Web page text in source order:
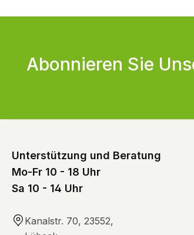
Abonnieren Sie
Unterstützung und Beratung
Mo-Fr 10 - 18 Uhr
Sa 10 - 14 Uhr
Kanalstr. 70, 23552,